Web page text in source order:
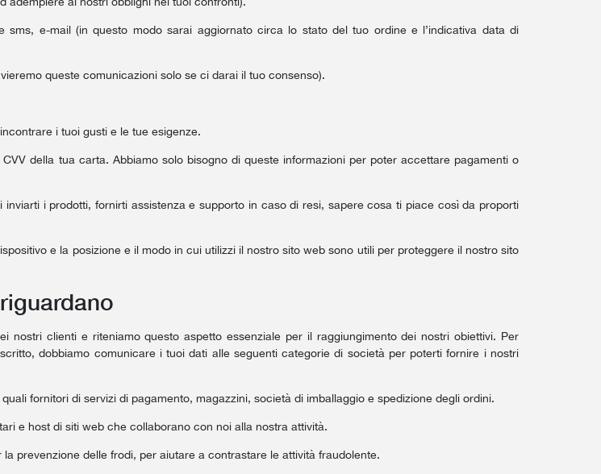
sms, e-mail (in questo modo sarai aggiornato circa lo stato del tuo ordine e l’indicativa data di
queste comunicazioni solo se ci darai il tuo consenso).
i tuoi gusti e le tue esigenze.
della tua carta. Abbiamo solo bisogno di queste informazioni per poter accettare pagamenti o
i prodotti, fornirti assistenza e supporto in caso di resi, sapere cosa ti piace così da proporti
e la posizione e il modo in cui utilizzi il nostro sito web sono utili per proteggere il nostro sito
clienti e riteniamo questo aspetto essenziale per il raggiungimento dei nostri obiettivi. Per
dobbiamo comunicare i tuoi dati alle seguenti categorie di società per poterti fornire i nostri
fornitori di servizi di pagamento, magazzini, società di imballaggio e spedizione degli ordini.
e host di siti web che collaborano con noi alla nostra attività.
prevenzione delle frodi, per aiutare a contrastare le attività fraudolente.